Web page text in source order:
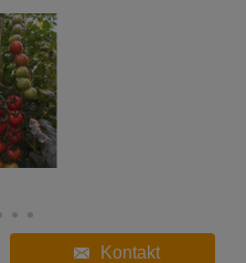
Kontakt